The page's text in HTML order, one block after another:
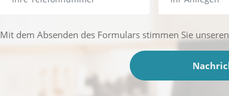
Mit dem Absenden des Formulars stimmen Sie unseren